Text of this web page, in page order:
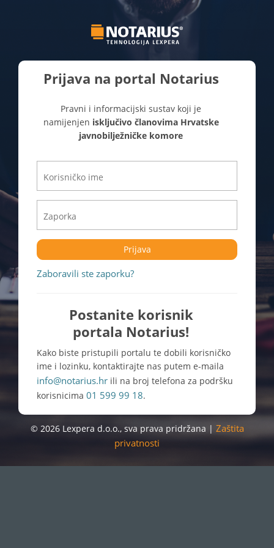
Prijava na portal Notarius
Pravni i informacijski sustav koji je
namijenjen isključivo članovima Hrvatske
javnobilježničke komore
Prijava
Zaboravili ste zaporku?
Postanite korisnik
portala Notarius!
Kako biste pristupili portalu te dobili korisničko
ime i lozinku, kontaktirajte nas putem e-maila
info@notarius.hr ili na broj telefona za podršku
korisnicima 01 599 99 18.
© 2026 Lexpera d.o.o., sva prava pridržana | Zaštita
privatnosti